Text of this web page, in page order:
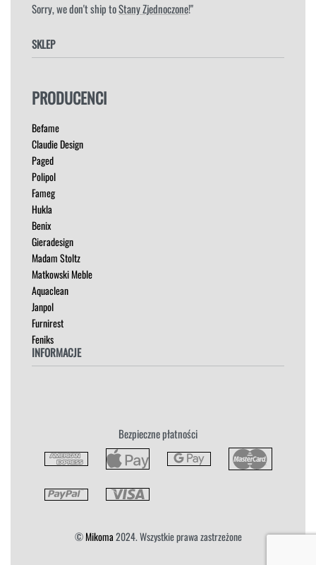
Sorry, we don't ship toStany Zjednoczone!"
SKLEP
HOKERY
ŁÓŻKA
MEBLE RTV
NAROŻNIKI
OUTLET
PUFY
SOFY
STOLIKI
STOŁY
SZAFKI I KOMODY
PRODUCENCI
Befame
Claudie Design
Paged
Polipol
Fameg
Hukla
Benix
Gieradesign
Madam Stoltz
Matkowski Meble
Aquaclean
Janpol
Furnirest
Feniks
INFORMACJE
Płatność i Dostawa
Bezpieczne płatności
©Mikoma2024. Wszystkie prawa zastrzeżone